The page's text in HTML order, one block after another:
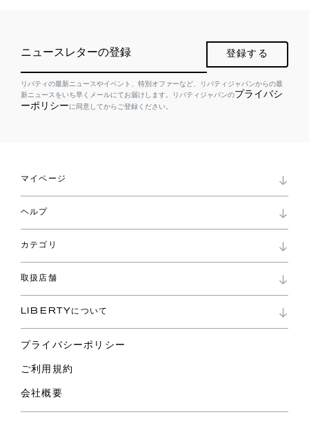
ニュースレターの登録 登録する
リバティの最新ニュースやイベント、特別オファーなど、リバティジャパンからの最
新ニュースをいち早くメールにてお届けします。リバティジャパンのプライバシ
ーポリシーに同意してからご登録ください。
マイページ
ロイヤリティプログラム
パスワード再設定
ショッピングバッグ
ヘルプ
お問い合わせ
よくあるご質問
ご利用ガイド
カテゴリ
コレクション
ファブリックス
バッグ
スカーフ
ウェア
ライフスタイル
スペシャル
取扱店舗
リバティ・ファブリックス
LIBERTYについて
プライバシーポリシー
ご利用規約
会社概要